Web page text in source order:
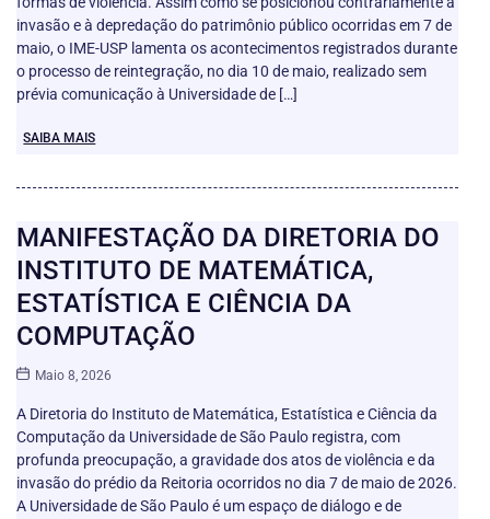
invasão e à depredação do patrimônio público ocorridas em 7 de
maio, o IME-USP lamenta os acontecimentos registrados durante
o processo de reintegração, no dia 10 de maio, realizado sem
prévia comunicação à Universidade de […]
SAIBA MAIS
MANIFESTAÇÃO DA DIRETORIA DO
INSTITUTO DE MATEMÁTICA,
ESTATÍSTICA E CIÊNCIA DA
COMPUTAÇÃO
Maio 8, 2026
A Diretoria do Instituto de Matemática, Estatística e Ciência da
Computação da Universidade de São Paulo registra, com
profunda preocupação, a gravidade dos atos de violência e da
invasão do prédio da Reitoria ocorridos no dia 7 de maio de 2026.
A Universidade de São Paulo é um espaço de diálogo e de